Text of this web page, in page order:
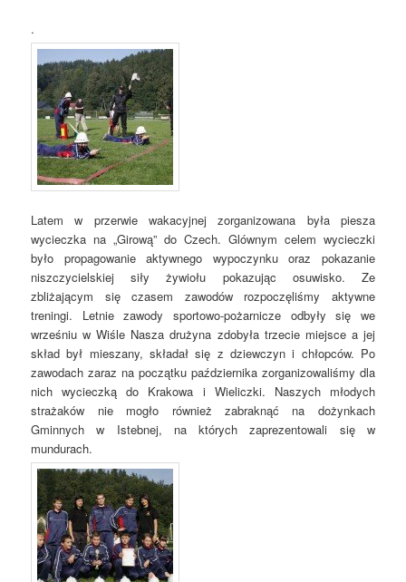
.
Latem w przerwie wakacyjnej zorganizowana była piesza
wycieczka na „Girową” do Czech. Glównym celem wycieczki
było propagowanie aktywnego wypoczynku oraz pokazanie
niszczycielskiej siły żywiołu pokazując osuwisko. Ze
zbliżającym się czasem zawodów rozpoczęliśmy aktywne
treningi. Letnie zawody sportowo-pożarnicze odbyły się we
wrześniu w Wiśle Nasza drużyna zdobyła trzecie miejsce a jej
skład był mieszany, składał się z dziewczyn i chłopców. Po
zawodach zaraz na początku października zorganizowaliśmy dla
nich wycieczką do Krakowa i Wieliczki. Naszych młodych
strażaków nie mogło również zabraknąć na dożynkach
Gminnych w Istebnej, na których zaprezentowali się w
mundurach.